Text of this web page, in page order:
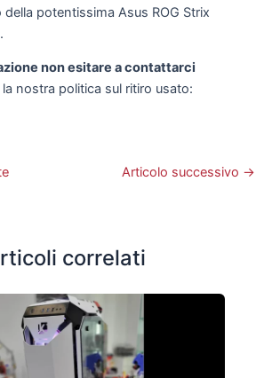
della potentissima Asus ROG Strix
non esitare a contattarci
nostra politica sul ritiro usato:
Articolo successivo →
correlati